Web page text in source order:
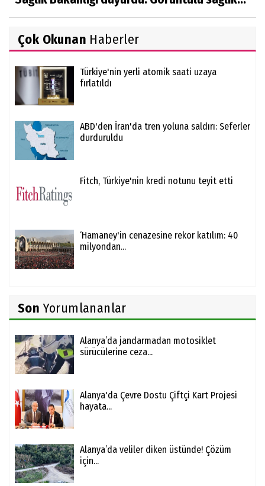
Çok Okunan Haberler
Türkiye'nin yerli atomik saati uzaya
fırlatıldı
ABD'den İran'da tren yoluna saldırı: Seferler
durduruldu
Fitch, Türkiye'nin kredi notunu teyit etti
‘Hamaney'in cenazesine rekor katılım: 40
milyondan...
Son Yorumlananlar
Alanya’da jandarmadan motosiklet
sürücülerine ceza...
Alanya'da Çevre Dostu Çiftçi Kart Projesi
hayata...
Alanya’da veliler diken üstünde! Çözüm
için...